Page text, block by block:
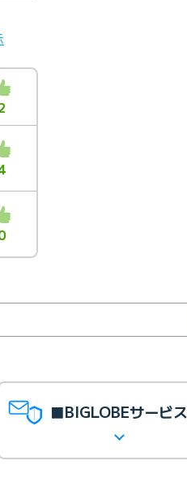
■BIGLOBEサービス